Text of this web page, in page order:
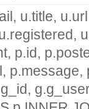
u.title,
p.id,